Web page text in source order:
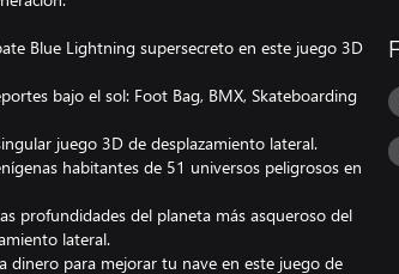
Blue Lightning supersecreto en este juego 3D
bajo el sol: Foot Bag, BMX, Skateboarding
juego 3D de desplazamiento lateral.
habitantes de 51 universos peligrosos en
profundidades del planeta más asqueroso del
lateral.
dinero para mejorar tu nave en este juego de